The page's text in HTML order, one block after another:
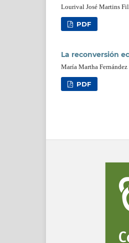
Lourival José Martins
PDF
La reconversión
María Martha
PDF